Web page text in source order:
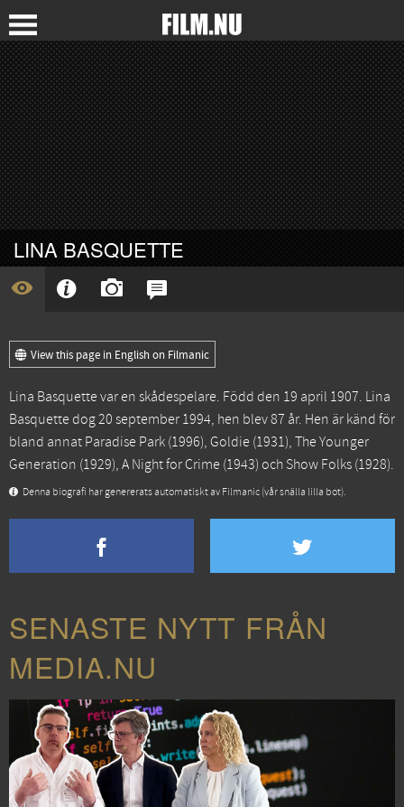
LINA BASQUETTE
View this page in English on Filmanic
Lina Basquette var en skådespelare. Född den 19 april 1907. Lina
Basquette dog 20 september 1994, hen blev 87 år. Hen är känd för
bland annat Paradise Park (1996), Goldie (1931), The Younger
Generation (1929), A Night for Crime (1943) och Show Folks (1928).
Denna biografi har genererats automatiskt av Filmanic (vår snälla lilla bot).
SENASTE NYTT FRÅN
MEDIA.NU